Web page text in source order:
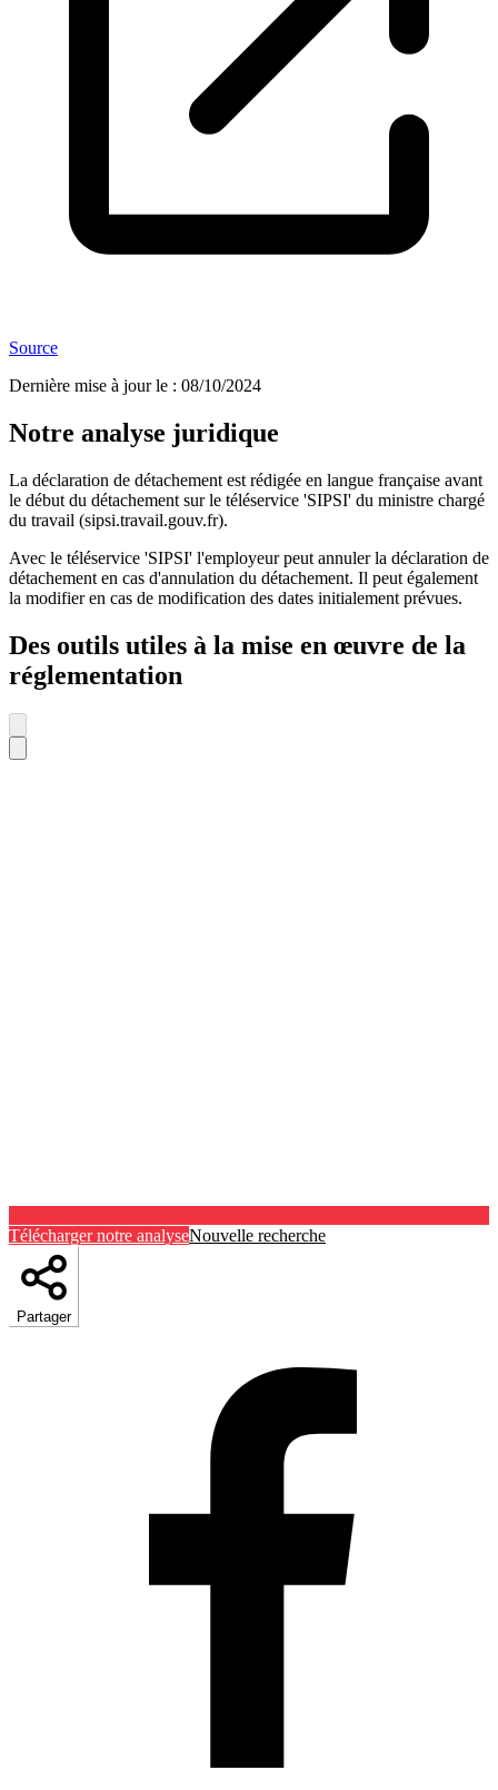
Source
Dernière mise à jour le : 08/10/2024
Notre analyse juridique
La déclaration de détachement est rédigée en langue française avant
le début du détachement sur le téléservice 'SIPSI' du ministre chargé
du travail (sipsi.travail.gouv.fr).
Avec le téléservice 'SIPSI' l'employeur peut annuler la déclaration de
détachement en cas d'annulation du détachement. Il peut également
la modifier en cas de modification des dates initialement prévues.
Des outils utiles à la mise en œuvre de la
réglementation
Télécharger notre analyseNouvelle recherche
Partager